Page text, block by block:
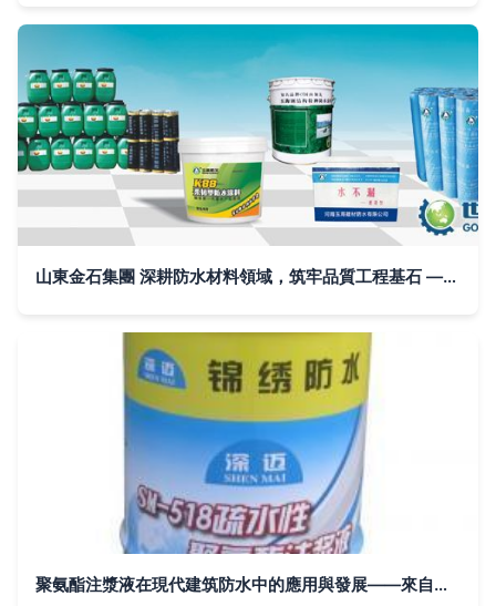
山東金石集團 深耕防水材料領域，筑牢品質工程基石 ——在世界工廠網全球企業庫中的實力寫照
聚氨酯注漿液在現代建筑防水中的應用與發展——來自世界工廠網的深度剖析